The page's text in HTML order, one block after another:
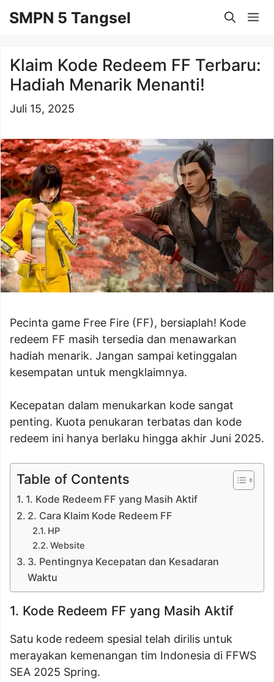
keSMPN 5 Tangsel
Klaim Kode Redeem FF Terbaru:
Hadiah Menarik Menanti!
Juli 15, 2025
Pecinta game Free Fire (FF), bersiaplah! Kode
redeem FF masih tersedia dan menawarkan
hadiah menarik. Jangan sampai ketinggalan
kesempatan untuk mengklaimnya.
Kecepatan dalam menukarkan kode sangat
penting. Kuota penukaran terbatas dan kode
redeem ini hanya berlaku hingga akhir Juni 2025.
Table of Contents
1. Kode Redeem FF yang Masih Aktif
2. Cara Klaim Kode Redeem FF
HP
Website
3. Pentingnya Kecepatan dan Kesadaran
Waktu
1. Kode Redeem FF yang Masih Aktif
Satu kode redeem spesial telah dirilis untuk
merayakan kemenangan tim Indonesia di FFWS
SEA 2025 Spring.